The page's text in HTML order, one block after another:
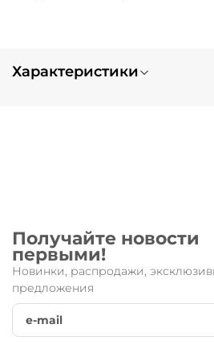
Характеристики
Получайте новости
первыми!
Новинки, распродажи,
предложения